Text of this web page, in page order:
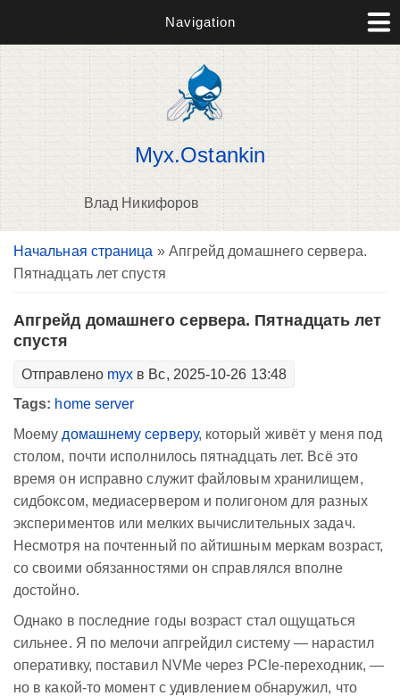
Navigation
Myx.Ostankin
Влад Никифоров
Вы здесь
Начальная страница » Апгрейд домашнего сервера.
Пятнадцать лет спустя
Апгрейд домашнего сервера. Пятнадцать лет
спустя
Отправлено myx в Вс, 2025-10-26 13:48
Tags: home server
Моему домашнему серверу, который живёт у меня под
столом, почти исполнилось пятнадцать лет. Всё это
время он исправно служит файловым хранилищем,
сидбоксом, медиасервером и полигоном для разных
экспериментов или мелких вычислительных задач.
Несмотря на почтенный по айтишным меркам возраст,
со своими обязанностями он справлялся вполне
достойно.
Однако в последние годы возраст стал ощущаться
сильнее. Я по мелочи апгрейдил систему — нарастил
оперативку, поставил NVMe через PCIe-переходник, —
но в какой-то момент с удивлением обнаружил, что